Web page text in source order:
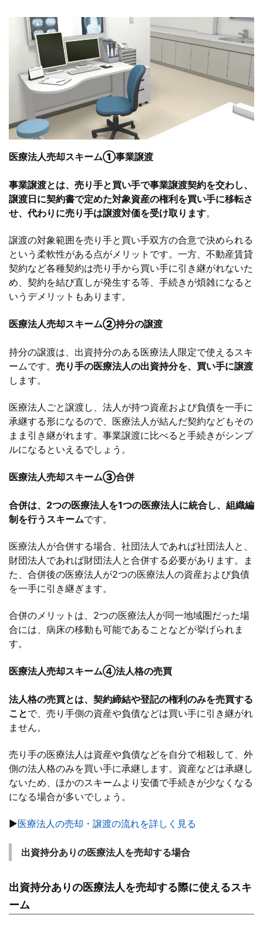
医療法人売却スキーム①事業譲渡
事業譲渡とは、売り手と買い手で事業譲渡契約を交わし、
譲渡日に契約書で定めた対象資産の権利を買い手に移転さ
せ、代わりに売り手は譲渡対価を受け取ります。
譲渡の対象範囲を売り手と買い手双方の合意で決められる
という柔軟性がある点がメリットです。一方、不動産賃貸
契約など各種契約は売り手から買い手に引き継がれないた
め、契約を結び直しが発生する等、手続きが煩雑になると
いうデメリットもあります。
医療法人売却スキーム②持分の譲渡
持分の譲渡は、出資持分のある医療法人限定で使えるスキ
ームです。 売り手の医療法人の出資持分を、買い手に譲渡
します。
医療法人ごと譲渡し、法人が持つ資産および負債を一手に
承継する形になるので、医療法人が結んだ契約などもその
まま引き継がれます。事業譲渡に比べると手続きがシンプ
ルになるといえるでしょう。
医療法人売却スキーム③合併
合併は、2つの医療法人を1つの医療法人に統合し、組織編
制を行うスキームです。
医療法人が合併する場合、社団法人であれば社団法人と、
財団法人であれば財団法人と合併する必要があります。ま
た、合併後の医療法人が2つの医療法人の資産および負債
を一手に引き継ぎます。
合併のメリットは、2つの医療法人が同一地域圏だった場
合には、病床の移動も可能であることなどが挙げられま
す。
医療法人売却スキーム④法人格の売買
法人格の売買とは、契約締結や登記の権利のみを売買する
ことで、売り手側の資産や負債などは買い手に引き継がれ
ません。
売り手の医療法人は資産や負債などを自分で相殺して、外
側の法人格のみを買い手に承継します。資産などは承継し
ないため、ほかのスキームより安価で手続きが少なくなる
になる場合が多いでしょう。
▶医療法人の売却・譲渡の流れを詳しく見る
出資持分ありの医療法人を売却する場合
出資持分ありの医療法人を売却する際に使えるスキ
ーム